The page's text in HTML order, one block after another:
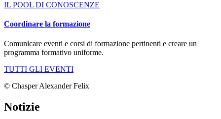
IL POOL DI CONOSCENZE
Coordinare la formazione
Comunicare eventi e corsi di formazione pertinenti e creare un
programma formativo uniforme.
TUTTI GLI EVENTI
© Chasper Alexander Felix
Notizie